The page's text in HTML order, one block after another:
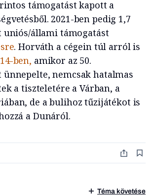
támogatást kapott a
2021-ben pedig 1,7
állami támogatást
. Horváth a cégein túl arról is
ben, amikor az 50.
ünnepelte, nemcsak hatalmas
a tiszteletére a Várban, a
de a bulihoz tűzijátékot is
a Dunáról.
Téma követése